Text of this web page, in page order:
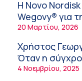
φαρμάκων στη
12:08 μμ
Μιχάλης
Analyst,
Ανάπτυξης
11:54 πμ
Kavita Patel:
Η Novo
Wegovy® για
20 Μαρτίου, 2026
Χρήστος
Όταν η
φόβο!
4 Νοεμβρίου, 2025